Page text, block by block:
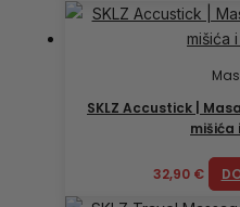
SKLZ Accustick |
mišića
32,90 €